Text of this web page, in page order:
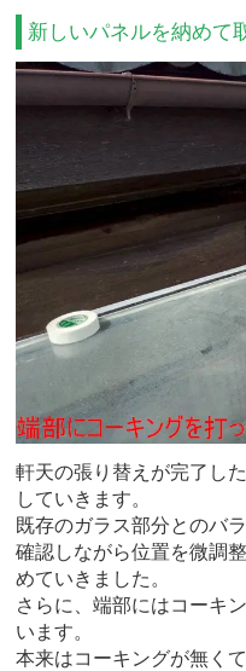
新しいパネルを納めて
軒天の張り替えが完了し
していきます。
既存のガラス部分とのバ
確認しながら位置を微調
めていきました。
さらに、端部にはコーキ
います。
本来はコーキングが無く